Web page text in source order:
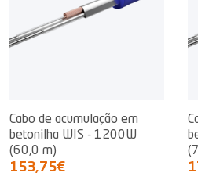
Cabo de acumulação em
betonilha WIS - 1200W
(60,0 m)
153,75€